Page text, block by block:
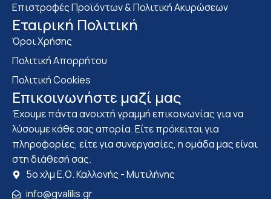
Επιστροφές Προϊόντων & Πολιτική Ακυρώσεων
Eταιρική Πολιτική
Όροι Χρήσης
Πολιτική Απορρήτου
Πολιτική Cookies
Επικοινωνήστε μαζί μας
Έχουμε πάντα ανοιχτή γραμμή επικοινωνίας για να
λύσουμε κάθε σας απορία. Είτε πρόκειται για
πληροφορίες, είτε για συνεργασίες, η ομάδα μας είναι
στη διάθεσή σας.
5ο χλμ Ε.Ο. Καλλονής - Μυτιλήνης
info@gvalilis.gr